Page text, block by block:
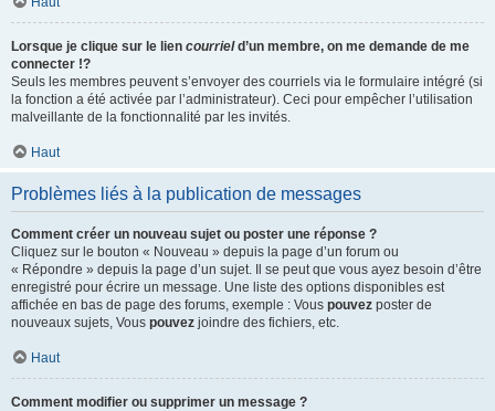
Lorsque je clique sur le lien courrield’un membre, on me demande de me
connecter !?
Seuls les membres peuvent s’envoyer des courriels via le formulaire intégré (si
la fonction a été activée par l’administrateur). Ceci pour empêcher l’utilisation
malveillante de la fonctionnalité par les invités.
Haut
Problèmes liés à la publication de messages
Comment créer un nouveau sujet ou poster une réponse ?
Cliquez sur le bouton « Nouveau » depuis la page d’un forum ou
« Répondre » depuis la page d’un sujet. Il se peut que vous ayez besoin d’être
enregistré pour écrire un message. Une liste des options disponibles est
affichée en bas de page des forums, exemple : Vous pouvez poster de
nouveaux sujets, Vous pouvez joindre des fichiers, etc.
Haut
Comment modifier ou supprimer un message ?